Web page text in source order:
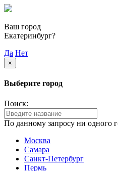
Ваш город
Екатеринбург?
Да Нет
×
Выберите город
Поиск:
По данному запросу ни одного
Москва
Самара
Санкт-Петербург
Пермь